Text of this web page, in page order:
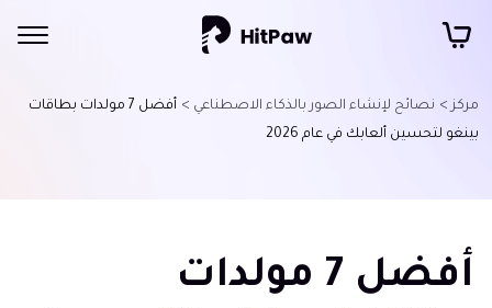
مركز > نصائح لإنشاء الصور بالذكاء الاصطناعي >
أفضل 7 مولدات بطاقات
بينغو لتحسين ألعابك في عام 2026
أفضل 7 مولدات